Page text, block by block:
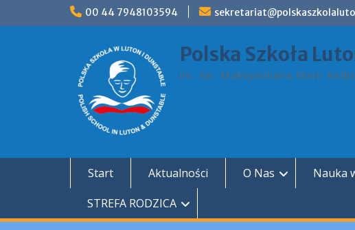
00 44 7948103594
Polska Szkoła
im. św. Maksymiliana Marii Kolbe
Start Aktualności O Nas Nauka
STREFA RODZICA